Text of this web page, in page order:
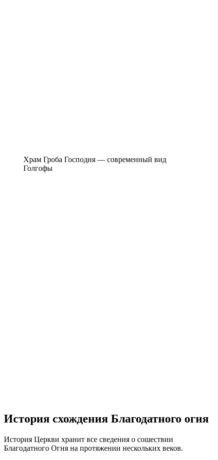
Храм Гроба Господня — современный вид
Голгофы
История схождения Благодатного огня
История Церкви хранит все сведения о сошествии
Благодатного Огня на протяжении нескольких веков.